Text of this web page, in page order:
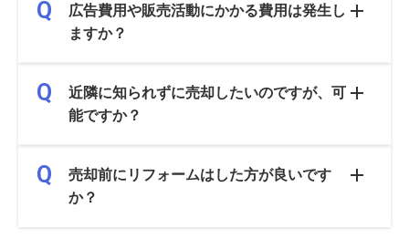
広告費用や販売活動にかかる費用は発生し
ますか？
近隣に知られずに売却したいのですが、可
能ですか？
売却前にリフォームはした方が良いです
か？